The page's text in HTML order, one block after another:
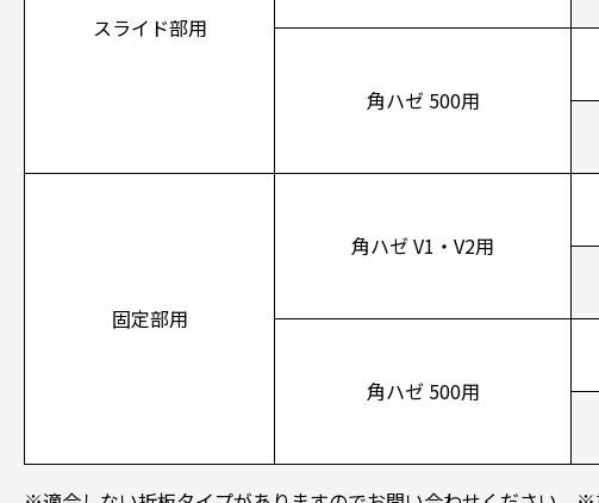
スライド部用
角ハゼ 500用
固定部用
角ハゼ V1・V2用
角ハゼ 500用